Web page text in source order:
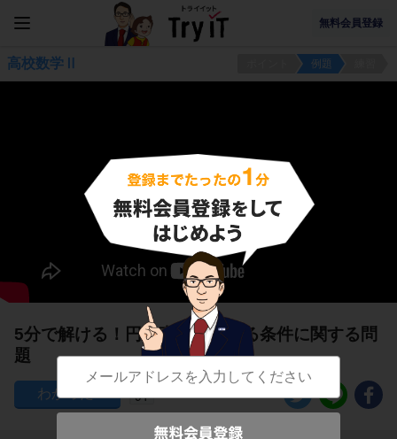
無料会員登録
高校数学Ⅱ 例題
5分で解ける！円と直線の接する条件に関する問
題
91